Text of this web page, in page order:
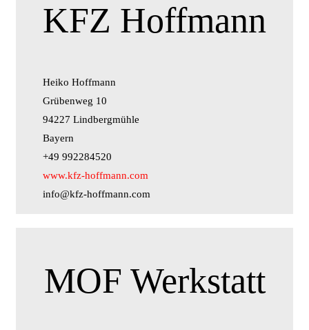
KFZ Hoffmann
Heiko Hoffmann
Grübenweg 10
94227 Lindbergmühle
Bayern
+49 992284520
www.kfz-hoffmann.com
info@kfz-hoffmann.com
MOF Werkstatt